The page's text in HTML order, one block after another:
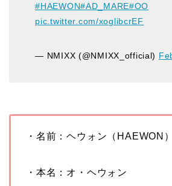
#HAEWON#AD_MARE#OO
pic.twitter.com/xoglibcrEF
— NMIXX (@NMIXX_official)
・名前：ヘウォン（HAEWON）
・本名：オ・ヘウォン